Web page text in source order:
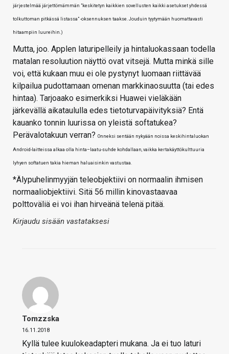
järjestelmää järjettömämmän ”keskitetyn kaikkien sovellusten kaikki asetukset yhdessä
tolkuttoman pitkässä listassa” -oksennuksen taakse. Jouduin tyytymään huomattavasti
hitaampiin luureihin.)
Mutta, joo. Applen laturipelleily ja hintaluokassaan todella
matalan resoluution näyttö ovat vitsejä. Mutta minkä sille
voi, että kukaan muu ei ole pystynyt luomaan riittävää
kilpailua pudottamaan omenan markkinaosuutta (tai edes
hintaa). Tarjoaako esimerkiksi Huawei vieläkään
järkevällä aikataululla edes tietoturvapäivityksiä? Entä
kauanko tonnin luurissa on yleistä softatukea?
Perävalotakuun verran? Onneksi sentään nykyään noissa keskihintaluokan
Android-laitteissa alkaa olla hinta–laatu-suhde kohdallaan, vaikka kertakäyttökulttuuria
lyhyen softatuen takia hieman haluaisinkin vastustaa.
*Älypuhelinmyyjän teleobjektiivi on normaalin ihmisen
normaaliobjektiivi. Sitä 56 millin kinovastaavaa
polttoväliä ei voi ihan hirveänä telenä pitää.
Kirjaudu sisään vastataksesi
Tomzzska
16.11.2018
Kyllä tulee kuulokeadapteri mukana. Ja ei tuo laturi